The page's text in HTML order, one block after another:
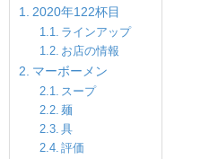
2020年122杯目
ラインアップ
お店の情報
マーボーメン
スープ
麺
具
評価